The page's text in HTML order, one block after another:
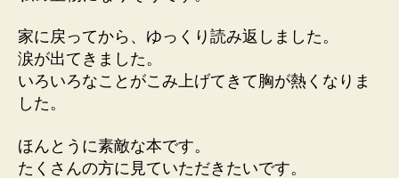
家に戻ってから、ゆっくり読み返しました。
涙が出てきました。
いろいろなことがこみ上げてきて胸が熱くなりま
した。
ほんとうに素敵な本です。
たくさんの方に見ていただきたいです。